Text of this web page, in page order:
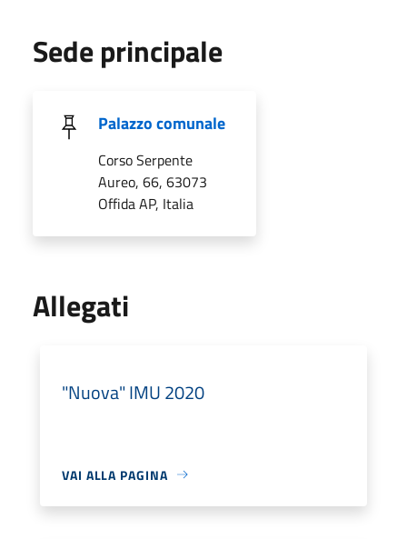
Sede principale
Palazzo comunale
Corso Serpente
Aureo, 66, 63073
Offida AP, Italia
Allegati
"Nuova" IMU 2020
VAI ALLA PAGINA